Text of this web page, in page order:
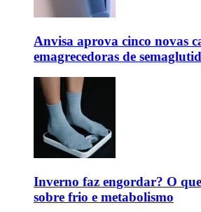
Anvisa aprova cinco novas
emagrecedoras de
Inverno faz engordar? O
sobre frio e metabolismo